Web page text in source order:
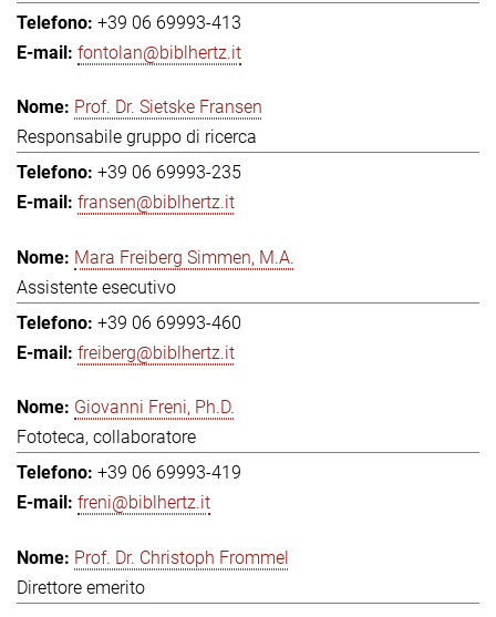
+39 06 69993-413
fontolan@biblhertz.it
Prof. Dr. Sietske Fransen
Responsabile gruppo di ricerca
+39 06 69993-235
fransen@biblhertz.it
Mara Freiberg Simmen, M.A.
Assistente esecutivo
+39 06 69993-460
freiberg@biblhertz.it
Giovanni Freni, Ph.D.
Fototeca, collaboratore
+39 06 69993-419
freni@biblhertz.it
Prof. Dr. Christoph Frommel
Direttore emerito